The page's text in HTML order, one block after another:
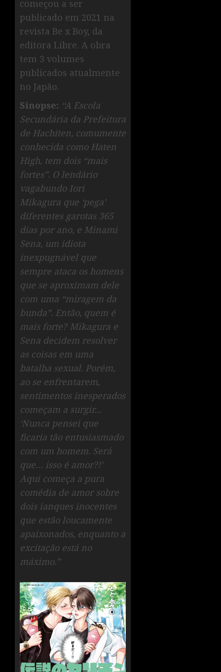
começou a ser
publicado em 2021 na
revista Be x Boy, da
editora Libre. A obra
tem 3 volumes
publicados atualmente
no Japão.
Sinopse: “A Escola
Secundária da Prefeitura
de Hachiten, comumente
conhecida como Haten
High, tem dois “mais
fortes”. O lendário
vagabundo Iori
Mikagura que ‘pega’
diferentes garotas 365
dias por ano, e Minami
Sena, um idiota
inexpugnável que
sempre ataca os homens
que se aproximam dele
com uma “miragem da
bunda”. Então, quem é
mais forte? Mikagura e
Sena decidem resolver
as coisas em uma
batalha sexual. Porém,
ao se enfrentarem,
sentimentos inesperados
começam a surgir…
‘Nunca pensei que
ficaria tão entusiasmado
com um homem. Será
que… isso é amor?!’
Aqui começa a pura
comédia de amor sobre
dois ianques inocentes
que estão loucamente
apaixonados, enquanto a
excitação está no
máximo.”